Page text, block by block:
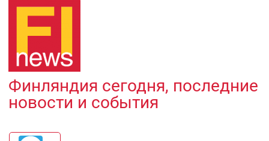
Финляндия сегодня, последние
новости и события